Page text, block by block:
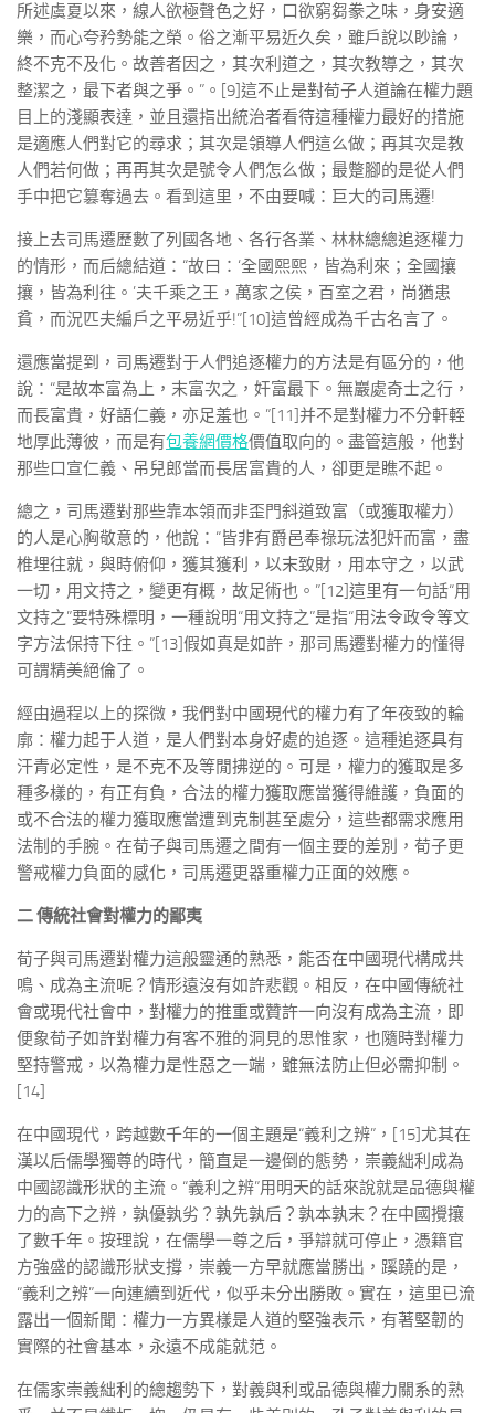
所述虞夏以來，線人欲極聲色之好，口欲窮芻豢之味，身安適
樂，而心夸矜勢能之榮。俗之漸平易近久矣，雖戶說以眇論，
終不克不及化。故善者因之，其次利道之，其次教導之，其次
整潔之，最下者與之爭。”。[9]這不止是對荀子人道論在權力題
目上的淺顯表達，並且還指出統治者看待這種權力最好的措施
是適應人們對它的尋求；其次是領導人們這么做；再其次是教
人們若何做；再再其次是號令人們怎么做；最蹩腳的是從人們
手中把它篡奪過去。看到這里，不由要喊：巨大的司馬遷!
接上去司馬遷歷數了列國各地、各行各業、林林總總追逐權力
的情形，而后總結道：“故曰：‘全國熙熙，皆為利來；全國攘
攘，皆為利往。’夫千乘之王，萬家之侯，百室之君，尚猶患
貧，而況匹夫編戶之平易近乎!”[10]這曾經成為千古名言了。
還應當提到，司馬遷對于人們追逐權力的方法是有區分的，他
說：“是故本富為上，末富次之，奸富最下。無巖處奇士之行，
而長富貴，好語仁義，亦足羞也。”[11]并不是對權力不分軒輊
地厚此薄彼，而是有包養網價格價值取向的。盡管這般，他對
那些口宣仁義、吊兒郎當而長居富貴的人，卻更是瞧不起。
總之，司馬遷對那些靠本領而非歪門斜道致富（或獲取權力）
的人是心胸敬意的，他說：“皆非有爵邑奉祿玩法犯奸而富，盡
椎埋往就，與時俯仰，獲其獲利，以末致財，用本守之，以武
一切，用文持之，變更有概，故足術也。”[12]這里有一句話“用
文持之”要特殊標明，一種說明“用文持之”是指“用法令政令等文
字方法保持下往。”[13]假如真是如許，那司馬遷對權力的懂得
可謂精美絕倫了。
經由過程以上的探微，我們對中國現代的權力有了年夜致的輪
廓：權力起于人道，是人們對本身好處的追逐。這種追逐具有
汗青必定性，是不克不及等閒拂逆的。可是，權力的獲取是多
種多樣的，有正有負，合法的權力獲取應當獲得維護，負面的
或不合法的權力獲取應當遭到克制甚至處分，這些都需求應用
法制的手腕。在荀子與司馬遷之間有一個主要的差別，荀子更
警戒權力負面的感化，司馬遷更器重權力正面的效應。
二 傳統社會對權力的鄙夷
荀子與司馬遷對權力這般靈通的熟悉，能否在中國現代構成共
鳴、成為主流呢？情形遠沒有如許悲觀。相反，在中國傳統社
會或現代社會中，對權力的推重或贊許一向沒有成為主流，即
便象荀子如許對權力有客不雅的洞見的思惟家，也隨時對權力
堅持警戒，以為權力是性惡之一端，雖無法防止但必需抑制。
[14]
在中國現代，跨越數千年的一個主題是“義利之辨”，[15]尤其在
漢以后儒學獨尊的時代，簡直是一邊倒的態勢，崇義絀利成為
中國認識形狀的主流。“義利之辨”用明天的話來說就是品德與權
力的高下之辨，孰優孰劣？孰先孰后？孰本孰末？在中國攪攘
了數千年。按理說，在儒學一尊之后，爭辯就可停止，憑籍官
方強盛的認識形狀支撐，崇義一方早就應當勝出，蹊蹺的是，
“義利之辨”一向連續到近代，似乎未分出勝敗。實在，這里已流
露出一個新聞：權力一方異樣是人道的堅強表示，有著堅韌的
實際的社會基本，永遠不成能就范。
在儒家崇義絀利的總趨勢下，對義與利或品德與權力關系的熟